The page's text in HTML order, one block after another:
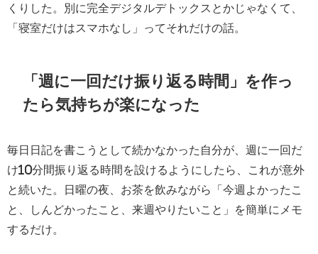
くりした。別に完全デジタルデトックスとかじゃなくて、
「寝室だけはスマホなし」ってそれだけの話。
「週に一回だけ振り返る時間」を作っ
たら気持ちが楽になった
毎日日記を書こうとして続かなかった自分が、週に一回だ
け10分間振り返る時間を設けるようにしたら、これが意外
と続いた。日曜の夜、お茶を飲みながら「今週よかったこ
と、しんどかったこと、来週やりたいこと」を簡単にメモ
するだけ。